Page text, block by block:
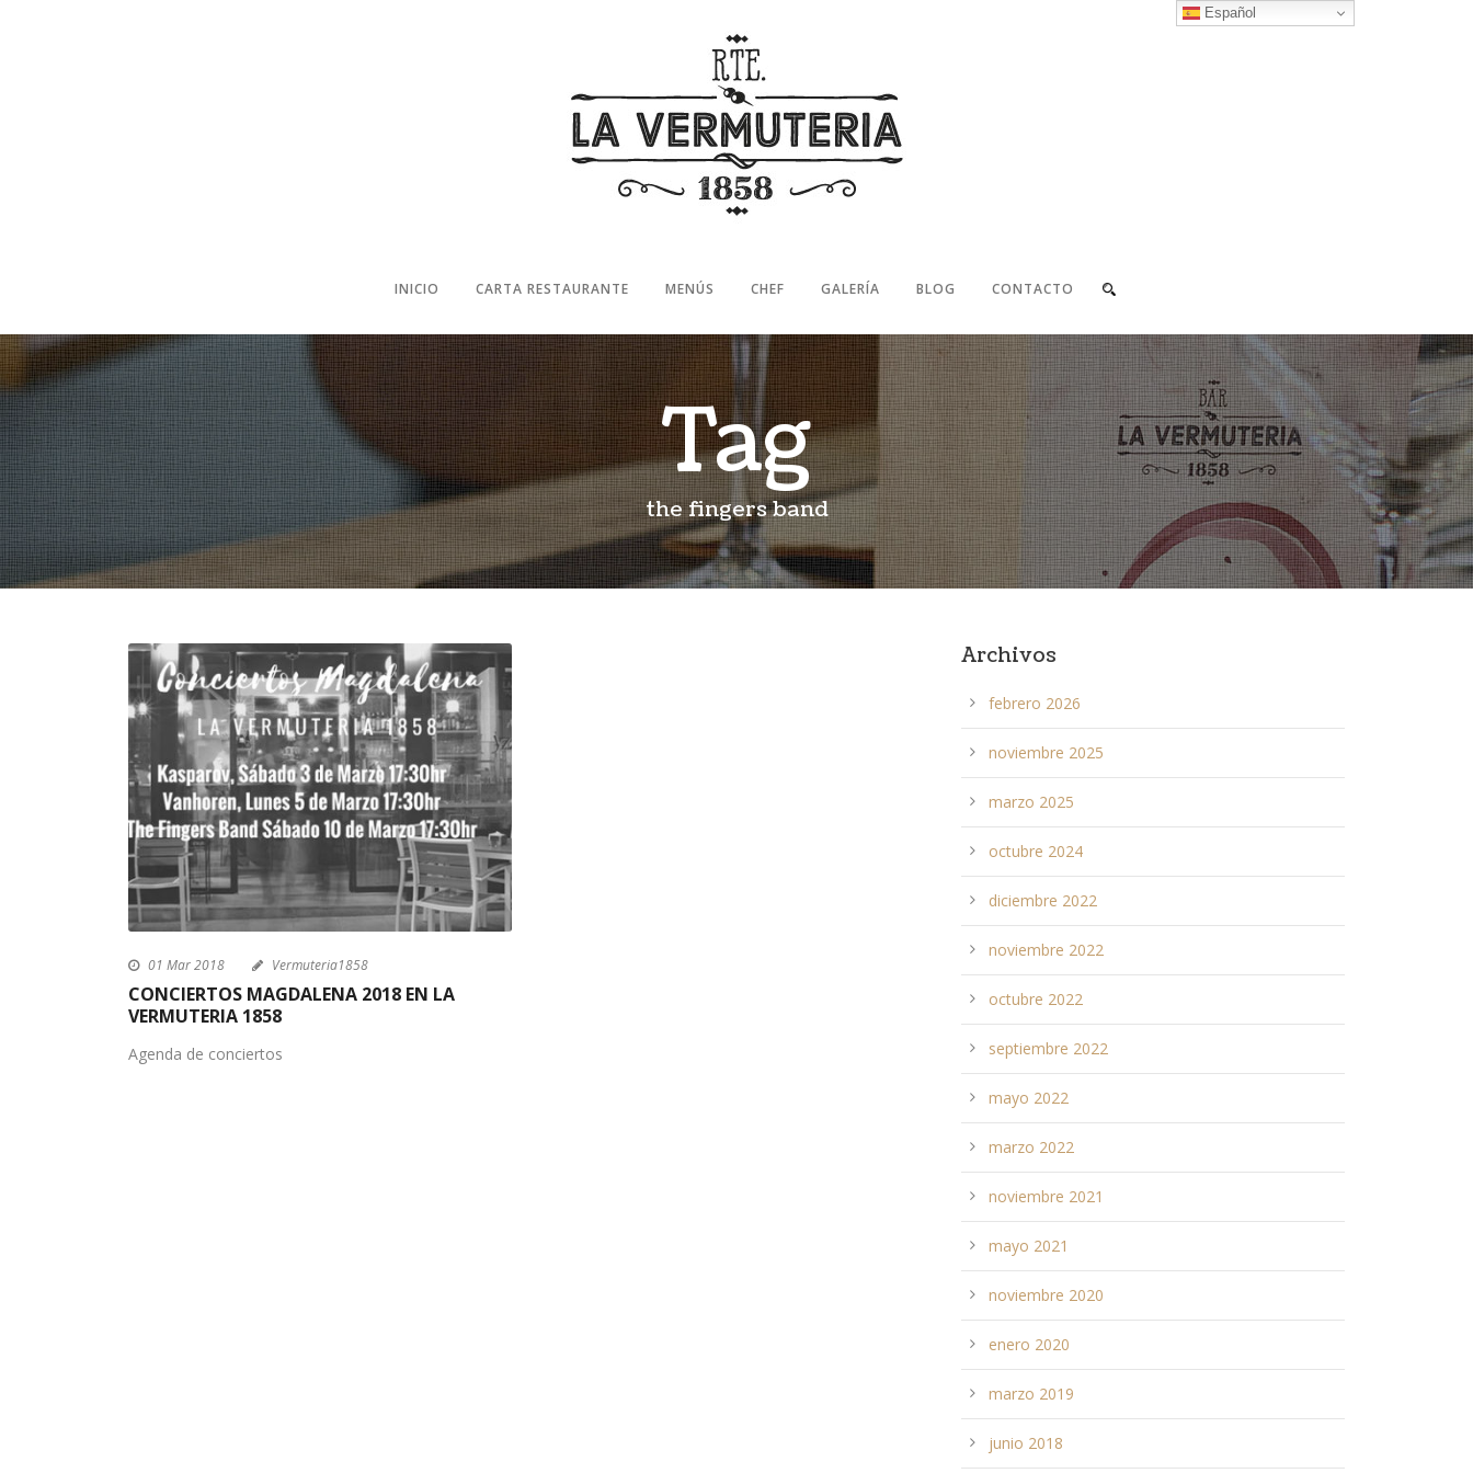
INICIO CARTA RESTAURANTE MENÚS CHEF GALERÍA BLOG CONTACTO
Tag
the fingers band
01 Mar 2018 Vermuteria1858
CONCIERTOS MAGDALENA 2018 EN LA
VERMUTERIA 1858
Agenda de conciertos
Archivos
febrero 2026
noviembre 2025
marzo 2025
octubre 2024
diciembre 2022
noviembre 2022
octubre 2022
septiembre 2022
mayo 2022
marzo 2022
noviembre 2021
mayo 2021
noviembre 2020
enero 2020
marzo 2019
junio 2018
Español